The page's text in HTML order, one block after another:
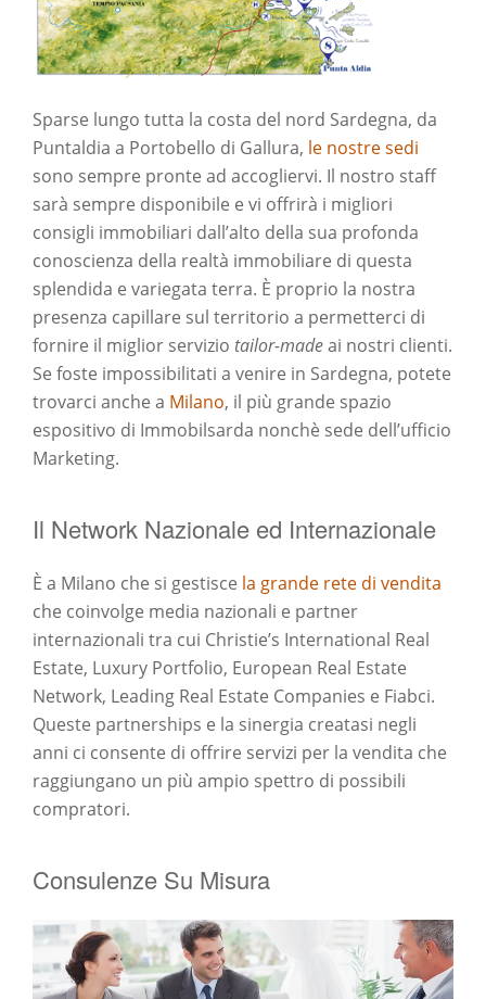
Sparse lungo tutta la costa del nord Sardegna, da
Puntaldia a Portobello di Gallura, le nostre sedi
sono sempre pronte ad accogliervi. Il nostro staff
sarà sempre disponibile e vi offrirà i migliori
consigli immobiliari dall’alto della sua profonda
conoscienza della realtà immobiliare di questa
splendida e variegata terra. È proprio la nostra
presenza capillare sul territorio a permetterci di
fornire il miglior servizio tailor-madeai nostri clienti.
Se foste impossibilitati a venire in Sardegna, potete
trovarci anche a Milano, il più grande spazio
espositivo di Immobilsarda nonchè sede dell’ufficio
Marketing.
Il Network Nazionale ed Internazionale
È a Milano che si gestisce la grande rete di vendita
che coinvolge media nazionali e partner
internazionali tra cui Christie’s International Real
Estate, Luxury Portfolio, European Real Estate
Network, Leading Real Estate Companies e Fiabci.
Queste partnerships e la sinergia creatasi negli
anni ci consente di offrire servizi per la vendita che
raggiungano un più ampio spettro di possibili
compratori.
Consulenze Su Misura